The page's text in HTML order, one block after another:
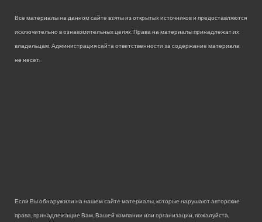
Все материалы на данном сайте взяты из открытых источников и предоставляются
исключительно в ознакомительных целях. Права на материалы принадлежат их
владельцам. Администрация сайта ответственности за содержание материала
не несет.
Если Вы обнаружили на нашем сайте материалы, которые нарушают авторские
права, принадлежащие Вам, Вашей компании или организации, пожалуйста,